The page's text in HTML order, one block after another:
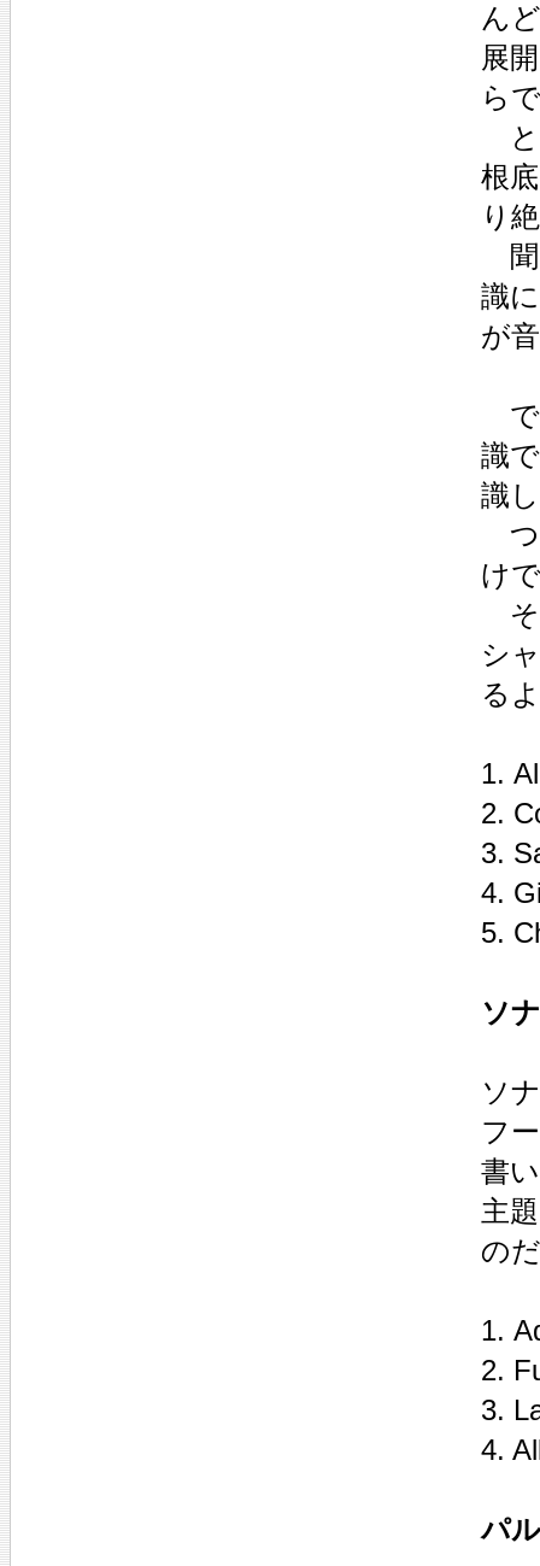
ん
展
ら
と
根
り
聞
識
が
で
識
識
つ
け
そ
シ
る
1.
2.
3.
4.
5.
ソ
ソ
フ
書
主
の
1.
2.
3.
4.
パ